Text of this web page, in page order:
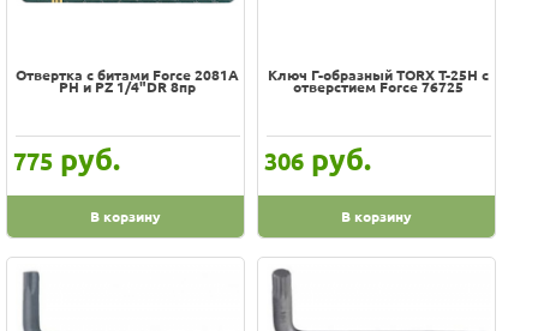
Оплата
Возврат
Скидки, подарки
Цена
-
Производитель
Отвертка с битами Force 2081A
PH и PZ 1/4"DR 8пр
775 руб.
В корзину
Ключ Г-образный TORX T-25H с
отверстием Force 76725
306 руб.
В корзину